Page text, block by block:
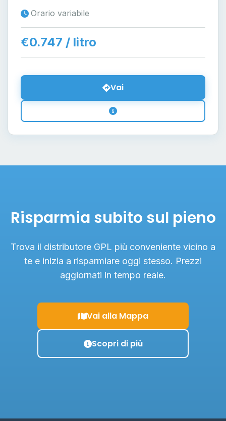
Orario variabile
€0.747 / litro
Vai
Risparmia subito sul pieno
Trova il distributore GPL più conveniente vicino a
te e inizia a risparmiare oggi stesso. Prezzi
aggiornati in tempo reale.
Vai alla Mappa
Scopri di più